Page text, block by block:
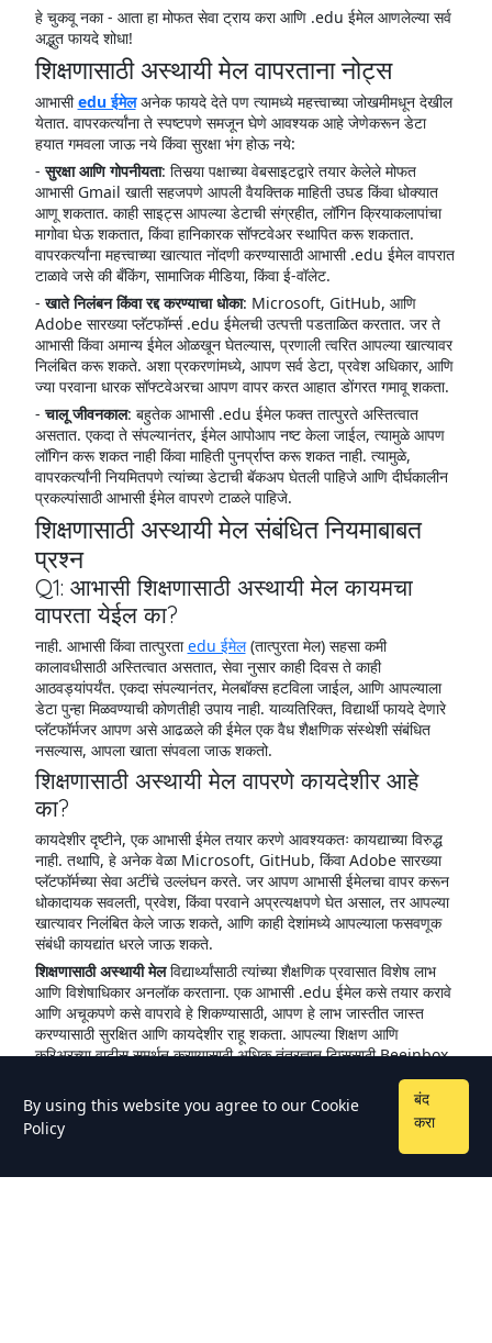
हे चुकवू नका - आता हा मोफत सेवा ट्राय करा आणि .edu ईमेल आणलेल्या सर्व
अद्भुत फायदे शोधा!
शिक्षणासाठी अस्थायी मेल वापरताना नोट्स
आभासीedu ईमेलअनेक फायदे देते पण त्यामध्ये महत्त्वाच्या जोखमीमधून देखील
येतात. वापरकर्त्यांना ते स्पष्टपणे समजून घेणे आवश्यक आहे जेणेकरून डेटा
हयात गमवला जाऊ नये किंवा सुरक्षा भंग होऊ नये:
-सुरक्षा आणि गोपनीयता: तिसर्‍या पक्षाच्या वेबसाइटद्वारे तयार केलेले मोफत
आभासी Gmail खाती सहजपणे आपली वैयक्तिक माहिती उघड किंवा धोक्यात
आणू शकतात. काही साइट्स आपल्या डेटाची संग्रहीत, लॉगिन क्रियाकलापांचा
मागोवा घेऊ शकतात, किंवा हानिकारक सॉफ्टवेअर स्थापित करू शकतात.
वापरकर्त्यांना महत्त्वाच्या खात्यात नोंदणी करण्यासाठी आभासी .edu ईमेल वापरात
टाळावे जसे की बँकिंग, सामाजिक मीडिया, किंवा ई-वॉलेट.
-खाते निलंबन किंवा रद्द करण्याचा धोका: Microsoft, GitHub, आणि
Adobe सारख्या प्लॅटफॉर्म्स .edu ईमेलची उत्पत्ती पडताळित करतात. जर ते
आभासी किंवा अमान्य ईमेल ओळखून घेतल्यास, प्रणाली त्वरित आपल्या खात्यावर
निलंबित करू शकते. अशा प्रकरणांमध्ये, आपण सर्व डेटा, प्रवेश अधिकार, आणि
ज्या परवाना धारक सॉफ्टवेअरचा आपण वापर करत आहात डोंगरत गमावू शकता.
-चालू जीवनकाल: बहुतेक आभासी .edu ईमेल फक्त तात्पुरते अस्तित्वात
असतात. एकदा ते संपल्यानंतर, ईमेल आपोआप नष्ट केला जाईल, त्यामुळे आपण
लॉगिन करू शकत नाही किंवा माहिती पुनर्प्राप्त करू शकत नाही. त्यामुळे,
वापरकर्त्यांनी नियमितपणे त्यांच्या डेटाची बॅकअप घेतली पाहिजे आणि दीर्घकालीन
प्रकल्पांसाठी आभासी ईमेल वापरणे टाळले पाहिजे.
शिक्षणासाठी अस्थायी मेल संबंधित नियमाबाबत
प्रश्न
Q1: आभासी शिक्षणासाठी अस्थायी मेल कायमचा
वापरता येईल का?
नाही. आभासी किंवा तात्पुरताedu ईमेल(तात्पुरता मेल) सहसा कमी
कालावधीसाठी अस्तित्वात असतात, सेवा नुसार काही दिवस ते काही
आठवड्यांपर्यंत. एकदा संपल्यानंतर, मेलबॉक्स हटविला जाईल, आणि आपल्याला
डेटा पुन्हा मिळवण्याची कोणतीही उपाय नाही. याव्यतिरिक्त, विद्यार्थी फायदे देणारे
प्लॅटफॉर्मजर आपण असे आढळले की ईमेल एक वैध शैक्षणिक संस्थेशी संबंधित
नसल्यास, आपला खाता संपवला जाऊ शकतो.
शिक्षणासाठी अस्थायी मेल वापरणे कायदेशीर आहे
का?
कायदेशीर दृष्टीने, एक आभासी ईमेल तयार करणे आवश्यकतः कायद्याच्या विरुद्ध
नाही. तथापि, हे अनेक वेळा Microsoft, GitHub, किंवा Adobe सारख्या
प्लॅटफॉर्मच्या सेवा अटींचे उल्लंघन करते. जर आपण आभासी ईमेलचा वापर करून
धोकादायक सवलती, प्रवेश, किंवा परवाने अप्रत्यक्षपणे घेत असाल, तर आपल्या
खात्यावर निलंबित केले जाऊ शकते, आणि काही देशांमध्ये आपल्याला फसवणूक
संबंधी कायद्यांत धरले जाऊ शकते.
शिक्षणासाठी अस्थायी मेलविद्यार्थ्यांसाठी त्यांच्या शैक्षणिक प्रवासात विशेष लाभ
आणि विशेषाधिकार अनलॉक करताना. एक आभासी .edu ईमेल कसे तयार करावे
आणि अचूकपणे कसे वापरावे हे शिकण्यासाठी, आपण हे लाभ जास्तीत जास्त
करण्यासाठी सुरक्षित आणि कायदेशीर राहू शकता. आपल्या शिक्षण आणि
करिअरच्या वाढीस समर्थन करण्यासाठी अधिक तंत्रज्ञान टिप्ससाठी Beeinbox
By using this website you agree to our Cookie
Policy
बंद
करा